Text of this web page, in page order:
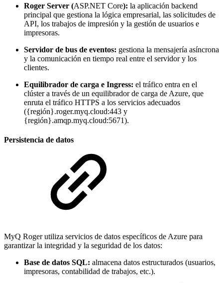
Roger Server (ASP.NET Core): la aplicación backend
principal que gestiona la lógica empresarial, las solicitudes de
API, los trabajos de impresión y la gestión de usuarios e
impresoras.
Servidor de bus de eventos: gestiona la mensajería asíncrona
y la comunicación en tiempo real entre el servidor y los
clientes.
Equilibrador de carga e Ingress: el tráfico entra en el
clúster a través de un equilibrador de carga de Azure, que
enruta el tráfico HTTPS a los servicios adecuados
({región}.roger.myq.cloud:443 y
{región}.amqp.myq.cloud:5671).
Persistencia de datos
MyQ Roger utiliza servicios de datos específicos de Azure para
garantizar la integridad y la seguridad de los datos:
Base de datos SQL: almacena datos estructurados (usuarios,
impresoras, contabilidad de trabajos, etc.).